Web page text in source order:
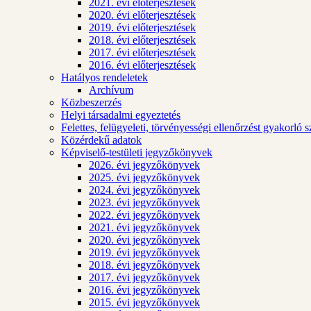
2021. évi előterjesztések
2020. évi előterjesztések
2019. évi előterjesztések
2018. évi előterjesztések
2017. évi előterjesztések
2016. évi előterjesztések
Hatályos rendeletek
Archívum
Közbeszerzés
Helyi társadalmi egyeztetés
Felettes, felügyeleti, törvényességi ellenőrzést gyakorló
Közérdekű adatok
Képviselő-testületi jegyzőkönyvek
2026. évi jegyzőkönyvek
2025. évi jegyzőkönyvek
2024. évi jegyzőkönyvek
2023. évi jegyzőkönyvek
2022. évi jegyzőkönyvek
2021. évi jegyzőkönyvek
2020. évi jegyzőkönyvek
2019. évi jegyzőkönyvek
2018. évi jegyzőkönyvek
2017. évi jegyzőkönyvek
2016. évi jegyzőkönyvek
2015. évi jegyzőkönyvek